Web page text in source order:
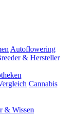
Autoflowering
& Hersteller
Cannabis
& Wissen